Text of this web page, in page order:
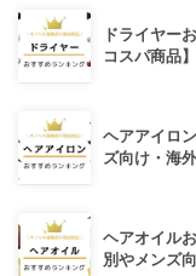
ドライヤー
コスパ商品】
ヘアアイロ
ズ向け・海
ヘアオイル
別やメンズ